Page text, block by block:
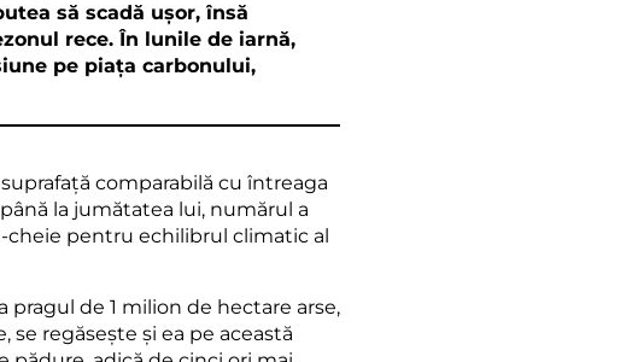
să scadă ușor, însă
rece. În lunile de iarnă,
pe piața carbonului,
comparabilă cu întreaga
la jumătatea lui, numărul a
pentru echilibrul climatic al
de 1 milion de hectare arse,
regăsește și ea pe această